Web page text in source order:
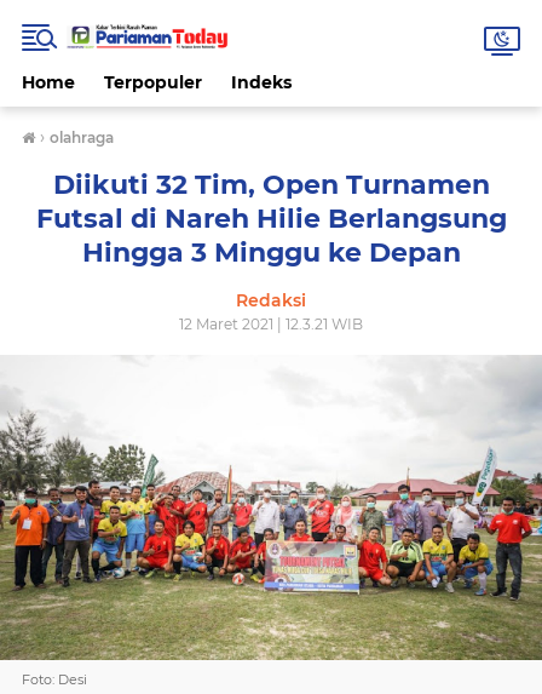
Home Terpopuler Indeks
› olahraga
Diikuti 32 Tim, Open Turnamen
Futsal di Nareh Hilie Berlangsung
Hingga 3 Minggu ke Depan
Redaksi
12 Maret 2021 | 12.3.21 WIB
Foto: Desi